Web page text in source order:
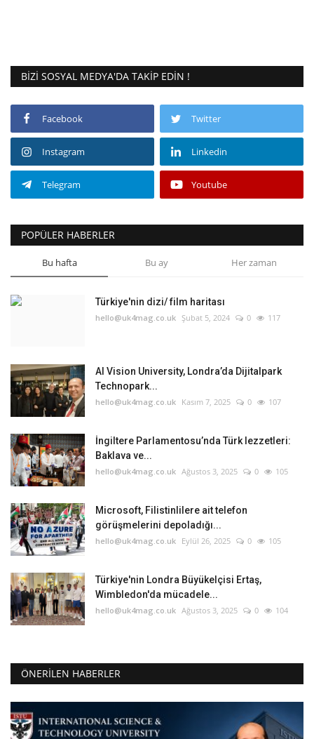
BIZI SOSYAL MEDYA'DA TAKIP EDIN !
Facebook Twitter
Instagram Linkedin
Telegram Youtube
POPÜLER HABERLER
Bu hafta Bu ay Her zaman
Türkiye'nin dizi/ film haritası
hello@uk4mag.co.uk Şubat 5, 2024 0 117
AI Vision University, Londra’da Dijitalpark
Technopark...
hello@uk4mag.co.uk Kasım 7, 2025 0 107
İngiltere Parlamentosu’nda Türk lezzetleri:
Baklava ve...
hello@uk4mag.co.uk Ağustos 3, 2025 0 105
Microsoft, Filistinlilere ait telefon
görüşmelerini depoladığı...
hello@uk4mag.co.uk Eylül 26, 2025 0 105
Türkiye'nin Londra Büyükelçisi Ertaş,
Wimbledon'da mücadele...
hello@uk4mag.co.uk Ağustos 3, 2025 0 104
ÖNERILEN HABERLER